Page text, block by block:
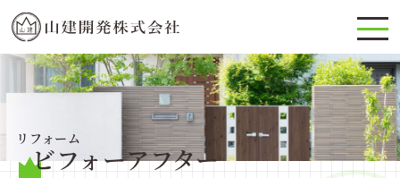
リフォーム
ビフォーアフター